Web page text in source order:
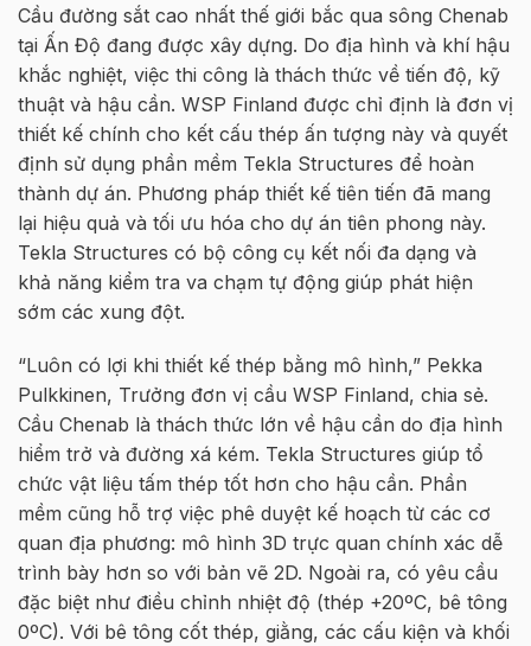
Cầu đường sắt cao nhất thế giới bắc qua sông Chenab
tại Ấn Độ đang được xây dựng. Do địa hình và khí hậu
khắc nghiệt, việc thi công là thách thức về tiến độ, kỹ
thuật và hậu cần. WSP Finland được chỉ định là đơn vị
thiết kế chính cho kết cấu thép ấn tượng này và quyết
định sử dụng phần mềm Tekla Structures để hoàn
thành dự án. Phương pháp thiết kế tiên tiến đã mang
lại hiệu quả và tối ưu hóa cho dự án tiên phong này.
Tekla Structures có bộ công cụ kết nối đa dạng và
khả năng kiểm tra va chạm tự động giúp phát hiện
sớm các xung đột.
“Luôn có lợi khi thiết kế thép bằng mô hình,” Pekka
Pulkkinen, Trưởng đơn vị cầu WSP Finland, chia sẻ.
Cầu Chenab là thách thức lớn về hậu cần do địa hình
hiểm trở và đường xá kém. Tekla Structures giúp tổ
chức vật liệu tấm thép tốt hơn cho hậu cần. Phần
mềm cũng hỗ trợ việc phê duyệt kế hoạch từ các cơ
quan địa phương: mô hình 3D trực quan chính xác dễ
trình bày hơn so với bản vẽ 2D. Ngoài ra, có yêu cầu
đặc biệt như điều chỉnh nhiệt độ (thép +20ºC, bê tông
0ºC). Với bê tông cốt thép, giằng, các cấu kiện và khối